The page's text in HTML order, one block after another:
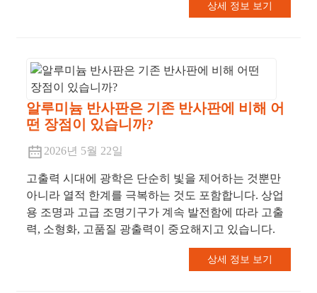
상세 정보 보기
알루미늄 반사판은 기존 반사판에 비해 어
떤 장점이 있습니까?
2026년 5월 22일
고출력 시대에 광학은 단순히 빛을 제어하는 ​​것뿐만
아니라 열적 한계를 극복하는 것도 포함합니다. 상업
용 조명과 고급 조명기구가 계속 발전함에 따라 고출
력, 소형화, 고품질 광출력이 중요해지고 있습니다.
상세 정보 보기